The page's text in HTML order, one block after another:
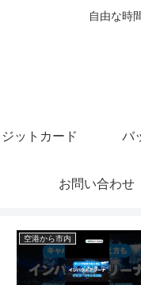
自由な時
ットカード バ
お問い合わせ
マイル